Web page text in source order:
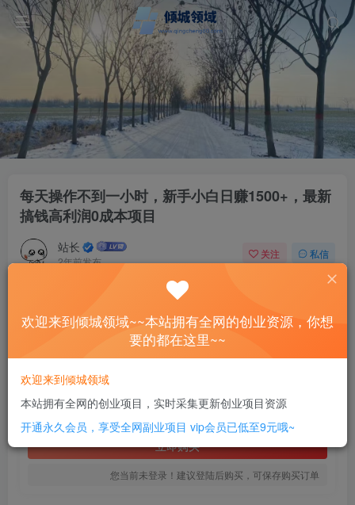
每天操作不到一小时，新手小白日赚1500+，最新
搞钱高利润0成本项目
站长
2年前发布
关注 私信
每天操作不到一小时，新手小白日赚1500+，最新搞钱高利润0成本项目
此内容为付费资源，请付费后查看
SVIP全站会员 免费
立即购买
您当前未登录！建议登陆后购买，可保存购买订单
已售 2
欢迎来到倾城领域~~本站拥有全网的创业资源，你想
要的都在这里~~
欢迎来到倾城领域
本站拥有全网的创业项目，实时采集更新创业项目资源
开通永久会员，享受全网副业项目 vip会员已低至9元哦~